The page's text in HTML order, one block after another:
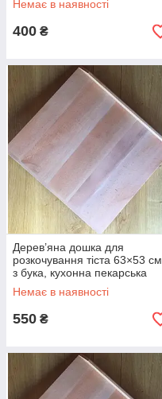
Україна
Немає в наявності
400 ₴
Дерев’яна дошка для
розкочування тіста 63×53 см
з бука, кухонна пекарська
дошка з бортиками, Україна
Немає в наявності
550 ₴